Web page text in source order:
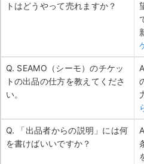
トはどうやって売れますか？
Q. SEAMO（シーモ）のチケッ
トの出品の仕方を教えてくださ
い。
Q. 「出品者からの説明」には何
を書けばいいですか？